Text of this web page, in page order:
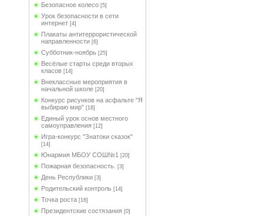
Безопасное колесо [5]
Урок безопасности в сети
интернет [4]
Плакаты антитеррористической
направленности [6]
Субботник-ноябрь [25]
Весёлые старты среди вторых
класов [14]
Внеклассные мероприятия в
начальной школе [20]
Конкурс рисунков на асфальте "Я
выбираю мир" [18]
Единый урок основ местного
самоуправления [12]
Игра-конкурс "Знатоки сказок"
[14]
Юнармия МБОУ СОШ№1 [20]
Пожарная безопасность. [3]
День Республики [3]
Родительский контроль [14]
Точка роста [16]
Президентские состязания [0]